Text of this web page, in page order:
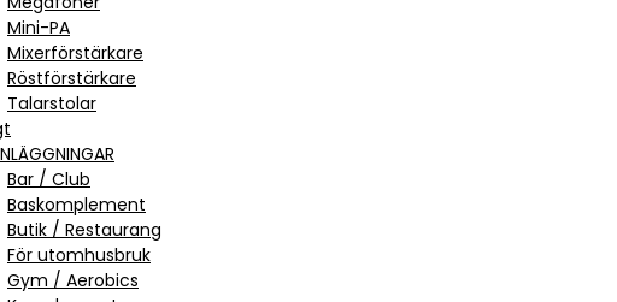
Mini-PA
Mixerförstärkare
Röstförstärkare
Talarstolar
Bar / Club
Baskomplement
Butik / Restaurang
För utomhusbruk
Gym / Aerobics